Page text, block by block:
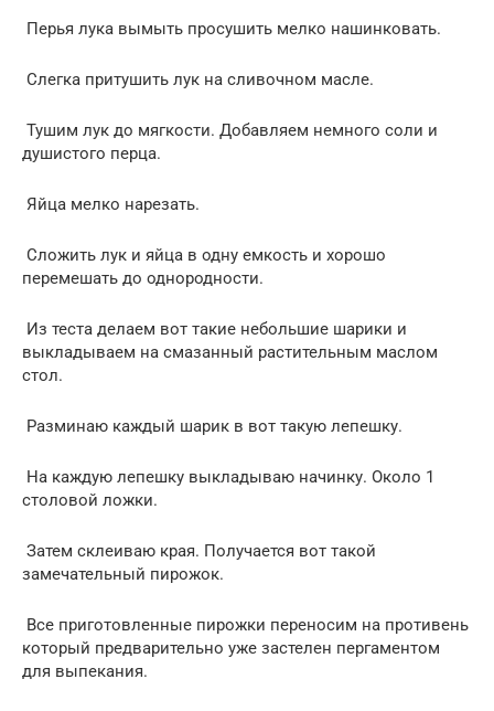
Перья лука вымыть просушить мелко нашинковать.
Слегка притушить лук на сливочном масле.
Тушим лук до мягкости. Добавляем немного соли и
душистого перца.
Яйца мелко нарезать.
Сложить лук и яйца в одну емкость и хорошо
перемешать до однородности.
Из теста делаем вот такие небольшие шарики и
выкладываем на смазанный растительным маслом
стол.
Разминаю каждый шарик в вот такую лепешку.
На каждую лепешку выкладываю начинку. Около 1
столовой ложки.
Затем склеиваю края. Получается вот такой
замечательный пирожок.
Все приготовленные пирожки переносим на противень
который предварительно уже застелен пергаментом
для выпекания.